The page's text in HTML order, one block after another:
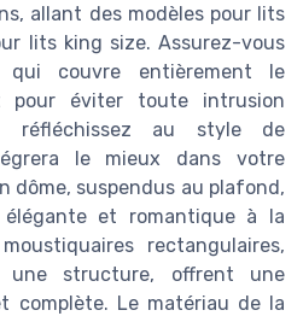
allant des modèles pour lits
lits king size. Assurez-vous
couvre entièrement le
pour éviter toute intrusion
réfléchissez au style de
le mieux dans votre
dôme, suspendus au plafond,
et romantique à la
rectangulaires,
une structure, offrent une
complète. Le matériau de la